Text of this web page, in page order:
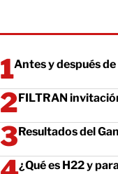
Antes y después
FILTRAN
Resultados del
¿Qué es H22 y